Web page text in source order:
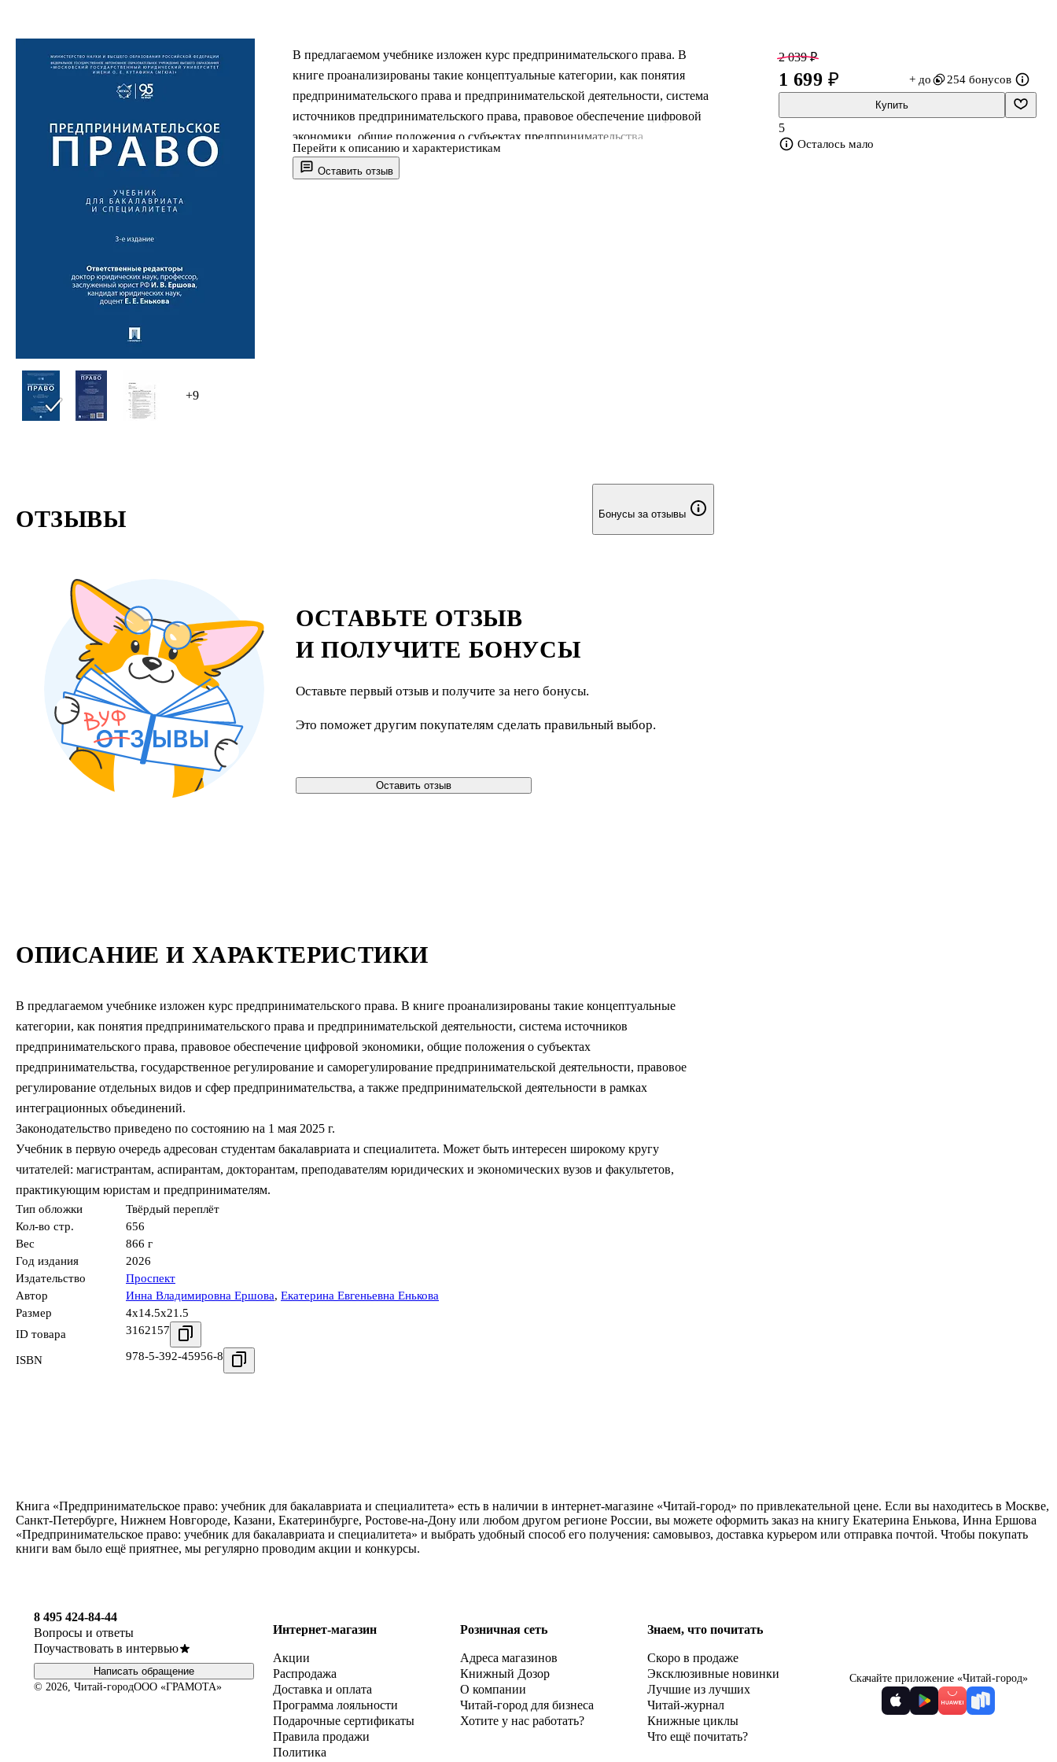
+9
Оставить отзыв
В предлагаемом учебнике изложен курс предпринимательского права. В
книге проанализированы такие концептуальные категории, как понятия
предпринимательского права и предпринимательской деятельности, система
источников предпринимательского права, правовое обеспечение цифровой
экономики, общие положения о субъектах предпринимательства,
государственное регулирование и саморегулирование предпринимательской
деятельности, правовое регулирование отдельных видов и сфер
Перейти к описанию и характеристикам
2 039 ₽
1 699 ₽ + до 254 бонусов
Купить
5
Осталось мало
ОПИСАНИЕ И ХАРАКТЕРИСТИКИ
В предлагаемом учебнике изложен курс предпринимательского права. В книге проанализированы такие концептуальные
категории, как понятия предпринимательского права и предпринимательской деятельности, система источников
предпринимательского права, правовое обеспечение цифровой экономики, общие положения о субъектах
предпринимательства, государственное регулирование и саморегулирование предпринимательской деятельности, правовое
регулирование отдельных видов и сфер предпринимательства, а также предпринимательской деятельности в рамках
интеграционных объединений.
Законодательство приведено по состоянию на 1 мая 2025 г.
Учебник в первую очередь адресован студентам бакалавриата и специалитета. Может быть интересен широкому кругу
читателей: магистрантам, аспирантам, докторантам, преподавателям юридических и экономических вузов и факультетов,
практикующим юристам и предпринимателям.
Тип обложки
Твёрдый переплёт
Кол-во стр.
656
Вес
866 г
Год издания
2026
Издательство
Проспект
Автор
Инна Владимировна Ершова, Екатерина Евгеньевна Енькова
Размер
4x14.5x21.5
ID товара
3162157
ISBN 978-5-392-45956-8
ОТЗЫВЫ Бонусы за отзывы
ОСТАВЬТЕ ОТЗЫВ
И ПОЛУЧИТЕ БОНУСЫ
Оставьте первый отзыв и получите за него бонусы.
Это поможет другим покупателям сделать правильный выбор.
Оставить отзыв
Книга «Предпринимательское право: учебник для бакалавриата и специалитета» есть в наличии в интернет-магазине «Читай-город» по привлекательной цене. Если вы находитесь в Москве,
Санкт-Петербурге, Нижнем Новгороде, Казани, Екатеринбурге, Ростове-на-Дону или любом другом регионе России, вы можете оформить заказ на книгу Екатерина Енькова, Инна Ершова
«Предпринимательское право: учебник для бакалавриата и специалитета» и выбрать удобный способ его получения: самовывоз, доставка курьером или отправка почтой. Чтобы покупать
книги вам было ещё приятнее, мы регулярно проводим акции и конкурсы.
8 495 424-84-44
Вопросы и ответы
Поучаствовать в интервью
Написать обращение
© 2026, Читай-городООО «ГРАМОТА»
Интернет-магазин
Акции
Распродажа
Доставка и оплата
Программа лояльности
Подарочные сертификаты
Правила продажи
Политика
Розничная сеть
Адреса магазинов
Книжный Дозор
О компании
Читай-город для бизнеса
Хотите у нас работать?
Знаем, что почитать
Скоро в продаже
Эксклюзивные новинки
Лучшие из лучших
Читай-журнал
Книжные циклы
Что ещё почитать?
Скачайте приложение «Читай-город»